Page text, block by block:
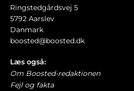
Ringstedgårdsvej 5
5792 Aarslev
Danmark
boosted@boosted.dk
Læs også:
Om Boosted-redaktionen
Fejl og fakta